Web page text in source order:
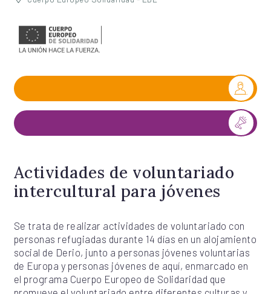
Actividades de voluntariado
intercultural para jóvenes
Se trata de realizar actividades de voluntariado con
personas refugiadas durante 14 días en un alojamiento
social de Derio, junto a personas jóvenes voluntarias
de Europa y personas jóvenes de aquí, enmarcado en
el programa Cuerpo Europeo de Solidaridad que